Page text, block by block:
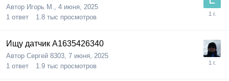
Автор Игорь М., 4 июня, 2025
1 ответ 1.8 тыс просмотров
Ищу датчик А1635426340
Автор Сергей 8303, 7 июня, 2025
1 ответ 1.9 тыс просмотров